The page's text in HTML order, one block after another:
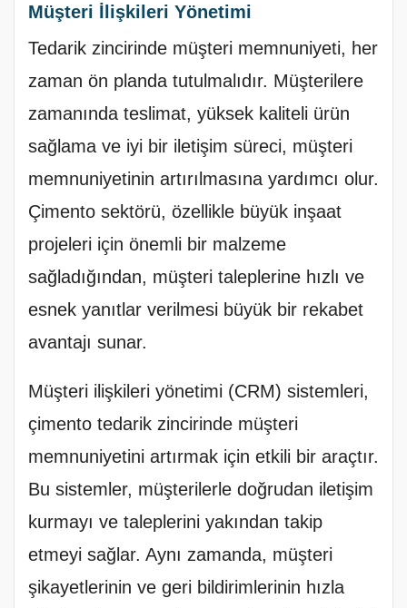
Müşteri İlişkileri Yönetimi
Tedarik zincirinde müşteri memnuniyeti, her
zaman ön planda tutulmalıdır. Müşterilere
zamanında teslimat, yüksek kaliteli ürün
sağlama ve iyi bir iletişim süreci, müşteri
memnuniyetinin artırılmasına yardımcı olur.
Çimento sektörü, özellikle büyük inşaat
projeleri için önemli bir malzeme
sağladığından, müşteri taleplerine hızlı ve
esnek yanıtlar verilmesi büyük bir rekabet
avantajı sunar.
Müşteri ilişkileri yönetimi (CRM) sistemleri,
çimento tedarik zincirinde müşteri
memnuniyetini artırmak için etkili bir araçtır.
Bu sistemler, müşterilerle doğrudan iletişim
kurmayı ve taleplerini yakından takip
etmeyi sağlar. Aynı zamanda, müşteri
şikayetlerinin ve geri bildirimlerinin hızla